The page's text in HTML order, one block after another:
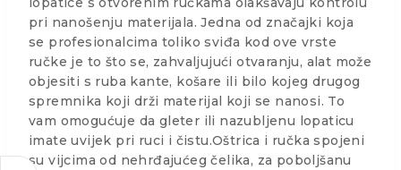
pri nanošenju materijala. Jedna od značajki koja
se profesionalcima toliko sviđa kod ove vrste
ručke je to što se, zahvaljujući otvaranju, alat može
objesiti s ruba kante, košare ili bilo kojeg drugog
spremnika koji drži materijal koji se nanosi. To
vam omogućuje da gleter ili nazubljenu lopaticu
imate uvijek pri ruci i čistu.Oštrica i ručka spojeni
su vijcima od nehrđajućeg čelika, za poboljšanu